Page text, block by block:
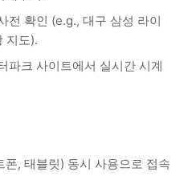
전 확인 (e.g., 대구 삼성 라이
지도).
파크 사이트에서 실시간 시계
폰, 태블릿) 동시 사용으로 접속